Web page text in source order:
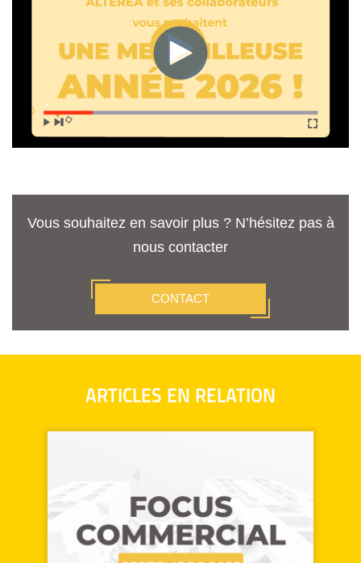
Vous souhaitez en savoir plus ? N’hésitez pas à
nous contacter
CONTACT
ARTICLES EN RELATION